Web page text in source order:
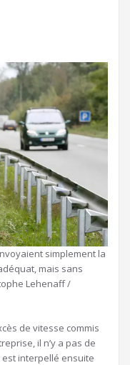
simplement la
mais sans
Lehenaff /
de vitesse commis
il n’y a pas de
interpellé ensuite